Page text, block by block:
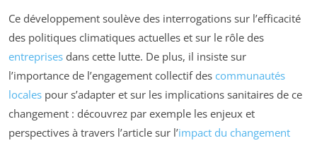
Ce développement soulève des interrogations sur l’efficacité
des politiques climatiques actuelles et sur le rôle des
entreprises dans cette lutte. De plus, il insiste sur
l’importance de l’engagement collectif des communautés
locales pour s’adapter et sur les implications sanitaires de ce
changement : découvrez par exemple les enjeux et
perspectives à travers l’article sur l’impact du changement